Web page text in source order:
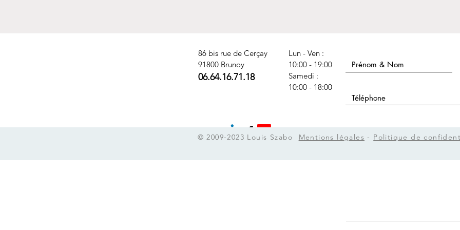
86 bis rue de Cerçay
91800 Brunoy
06.64.16.71.18
Lun - Ven :
10:00 - 19:00
​​Samedi :
10:00 - 18:00
© 2009-2023 Louis Szabo Mentions légales - Politique de